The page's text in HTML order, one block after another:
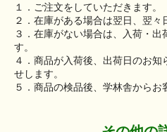
１．ご注文をしていただきます。
２．在庫がある場合は翌日、翌々
３．在庫がない場合は、入荷・出
す。
４．商品が入荷後、出荷日のお
せします。
５．商品の検品後、学林舎からお